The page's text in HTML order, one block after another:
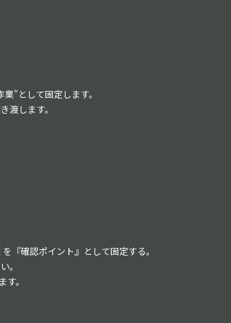
”として固定します。
渡します。
『確認ポイント』として固定する。
。
。